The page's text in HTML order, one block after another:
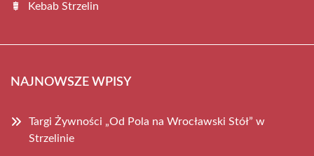
Kebab Strzelin
NAJNOWSZE WPISY
Targi Żywności „Od Pola na Wrocławski Stół” w
Strzelinie